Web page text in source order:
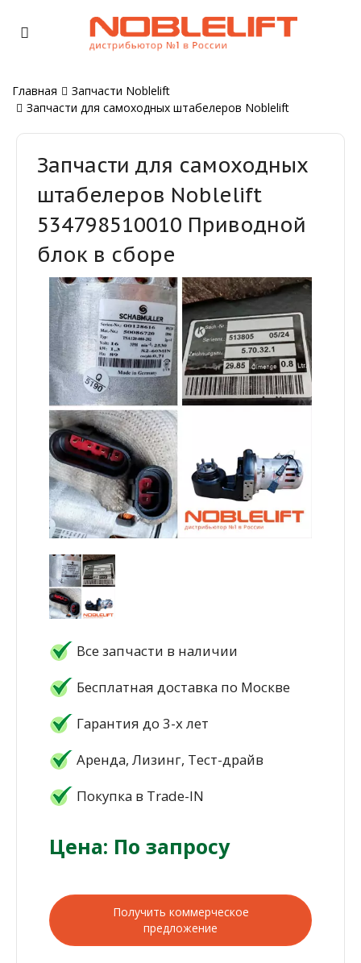
Главная
Запчасти Noblelift
Запчасти для самоходных штабелеров Noblelift
Запчасти для самоходных
штабелеров Noblelift
534798510010 Приводной
блок в сборе
Все запчасти в наличии
Бесплатная доставка по Москве
Гарантия до 3-х лет
Аренда, Лизинг, Тест-драйв
Покупка в Trade-IN
Цена: По запросу
Получить коммерческое
предложение